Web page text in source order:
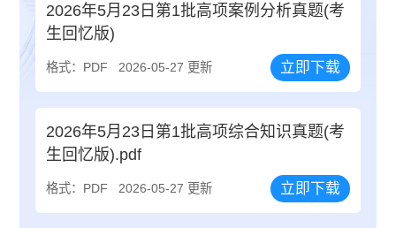
2026年5月23日第1批高项案例分析真题(考
生回忆版)
格式：PDF 2026-05-27 更新 立即下载
2026年5月23日第1批高项综合知识真题(考
生回忆版).pdf
格式：PDF 2026-05-27 更新 立即下载